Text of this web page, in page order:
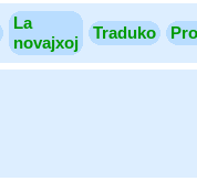
La
novajxoj
Traduko